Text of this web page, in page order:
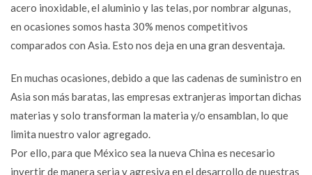
acero inoxidable, el aluminio y las telas, por nombrar algunas,
en ocasiones somos hasta 30% menos competitivos
comparados con Asia. Esto nos deja en una gran desventaja.
En muchas ocasiones, debido a que las cadenas de suministro en
Asia son más baratas, las empresas extranjeras importan dichas
materias y solo transforman la materia y/o ensamblan, lo que
limita nuestro valor agregado.
Por ello, para que México sea la nueva China es necesario
invertir de manera seria y agresiva en el desarrollo de nuestras